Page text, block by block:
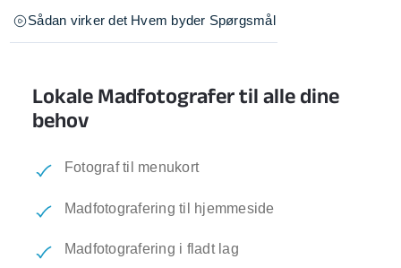
Sådan virker det Hvem byder Spørgsmål
Lokale Madfotografer til alle dine
behov
Fotograf til menukort
Madfotografering til hjemmeside
Madfotografering i fladt lag